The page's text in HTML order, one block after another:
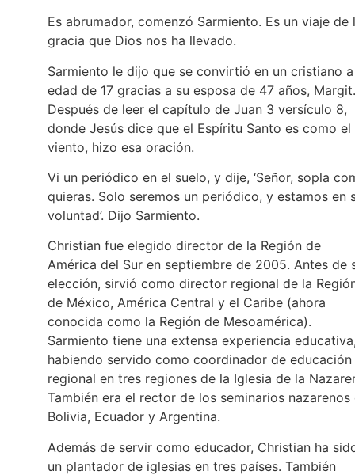
Es abrumador, comenzó Sarmiento. Es un viaje de
gracia que Dios nos ha llevado.
Sarmiento le dijo que se convirtió en un cristiano
edad de 17 gracias a su esposa de 47 años, Margit.
Después de leer el capítulo de Juan 3 versículo 8,
donde Jesús dice que el Espíritu Santo es como el
viento, hizo esa oración.
Vi un periódico en el suelo, y dije, ‘Señor, sopla
quieras. Solo seremos un periódico, y estamos en
voluntad’. Dijo Sarmiento.
Christian fue elegido director de la Región de
América del Sur en septiembre de 2005. Antes de
elección, sirvió como director regional de la
de México, América Central y el Caribe (ahora
conocida como la Región de Mesoamérica).
Sarmiento tiene una extensa experiencia
habiendo servido como coordinador de educación
regional en tres regiones de la Iglesia de la
También era el rector de los seminarios nazarenos
Bolivia, Ecuador y Argentina.
Además de servir como educador, Christian ha
un plantador de iglesias en tres países. También